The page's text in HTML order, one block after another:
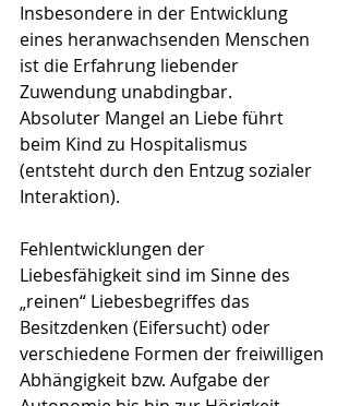
Insbesondere in der Entwicklung
eines heranwachsenden Menschen
ist die Erfahrung liebender
Zuwendung unabdingbar.
Absoluter Mangel an Liebe führt
beim Kind zu Hospitalismus
(entsteht durch den Entzug sozialer
Interaktion).
Fehlentwicklungen der
Liebesfähigkeit sind im Sinne des
„reinen“ Liebesbegriffes das
Besitzdenken (Eifersucht) oder
verschiedene Formen der freiwilligen
Abhängigkeit bzw. Aufgabe der